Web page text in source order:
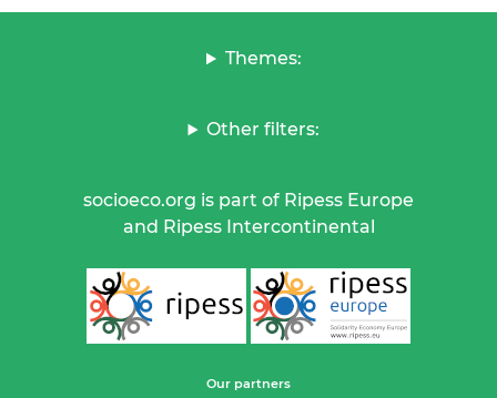
Themes:
Other filters:
socioeco.org is part of Ripess Europe
and Ripess Intercontinental
Our partners